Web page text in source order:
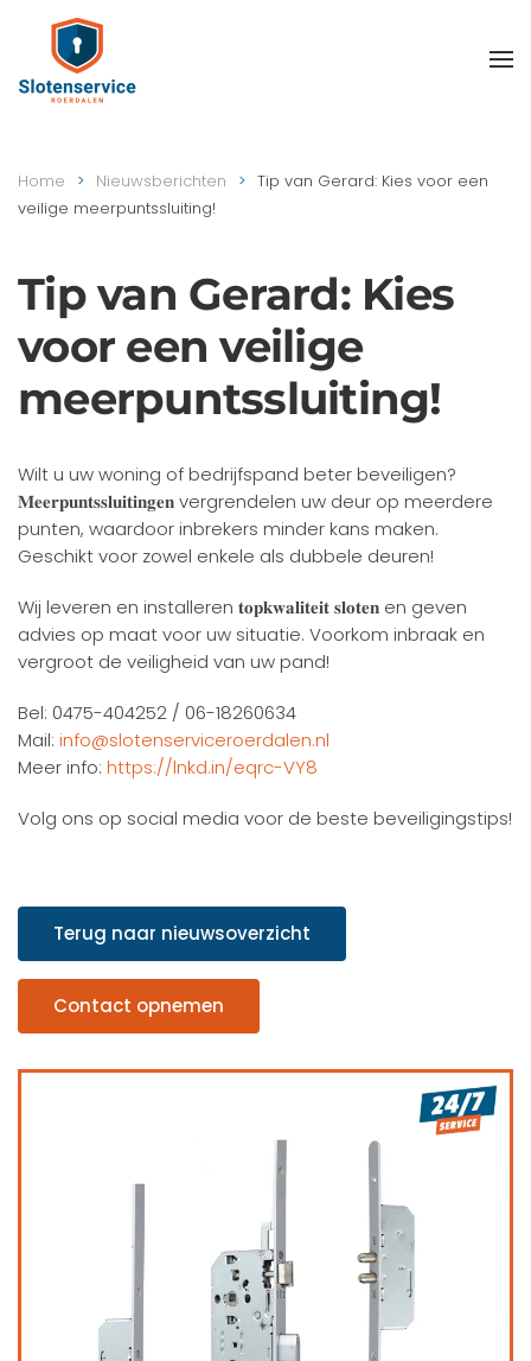
Skip
to
Home Nieuwsberichten
Tip van Gerard: Kies voor een
veilige meerpuntssluiting!
Tip van Gerard: Kies
voor een veilige
meerpuntssluiting!
Wilt u uw woning of bedrijfspand beter beveiligen?
𝐌𝐞𝐞𝐫𝐩𝐮𝐧𝐭𝐬𝐬𝐥𝐮𝐢𝐭𝐢𝐧𝐠𝐞𝐧 vergrendelen uw deur op meerdere
punten, waardoor inbrekers minder kans maken.
Geschikt voor zowel enkele als dubbele deuren!
Wij leveren en installeren 𝐭𝐨𝐩𝐤𝐰𝐚𝐥𝐢𝐭𝐞𝐢𝐭 𝐬𝐥𝐨𝐭𝐞𝐧 en geven
advies op maat voor uw situatie. Voorkom inbraak en
vergroot de veiligheid van uw pand!
Bel: 0475-404252 / 06-18260634
Mail: info@slotenserviceroerdalen.nl
Meer info: https://lnkd.in/eqrc-VY8
Volg ons op social media voor de beste beveiligingstips!
Terug naar nieuwsoverzicht
Contact opnemen